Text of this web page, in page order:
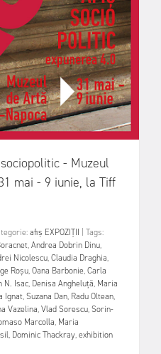
- Muzeul
mai - 9 iunie, la Tiff
afiș EXPOZIȚII
Tags:
,Andrea Dobrin Dinu,
Nicolescu,Claudia Draghia,
Roșu,Oana Barbonie,Carla
N. Isac, Denisa Angheluță, Maria
Ignat,Suzana Dan, Radu Oltean,
Vazelina,Vlad Sorescu,Sorin-
Marcolla, Maria
, Dominic Thackray,exhibition